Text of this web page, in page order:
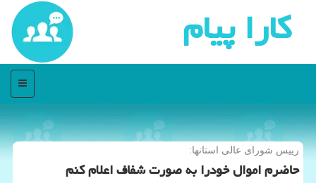
كارا پیام
منو
رییس شورای عالی استانها:
حاضرم اموال خودرا به صورت شفاف اعلام كنم